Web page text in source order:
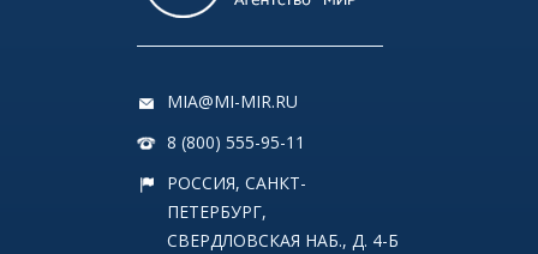
MIA@MI-MIR.RU
8 (800) 555-95-11
РОССИЯ, САНКТ-
ПЕТЕРБУРГ,
СВЕРДЛОВСКАЯ НАБ., Д. 4-Б